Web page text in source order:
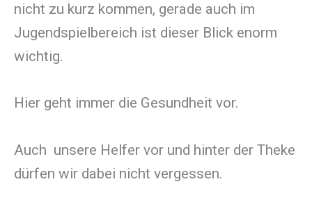
nicht zu kurz kommen, gerade auch im
Jugendspielbereich ist dieser Blick enorm
wichtig.
Hier geht immer die Gesundheit vor.
Auch unsere Helfer vor und hinter der Theke
dürfen wir dabei nicht vergessen.